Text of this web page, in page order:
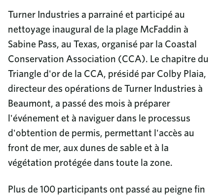
Turner Industries a parrainé et participé au
nettoyage inaugural de la plage McFaddin à
Sabine Pass, au Texas, organisé par la Coastal
Conservation Association (CCA). Le chapitre du
Triangle d'or de la CCA, présidé par Colby Plaia,
directeur des opérations de Turner Industries à
Beaumont, a passé des mois à préparer
l'événement et à naviguer dans le processus
d'obtention de permis, permettant l'accès au
front de mer, aux dunes de sable et à la
végétation protégée dans toute la zone.
Plus de 100 participants ont passé au peigne fin